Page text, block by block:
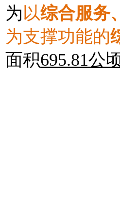
为以综合服务
为支撑功能的
面积695.81公